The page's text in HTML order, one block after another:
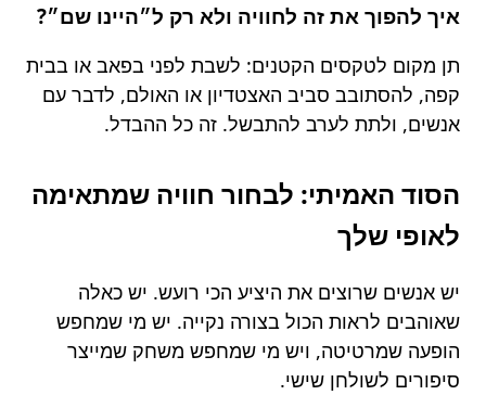
איך להפוך את זה לחוויה ולא רק ל״היינו שם״?
תן מקום לטקסים הקטנים: לשבת לפני בפאב או בבית
קפה, להסתובב סביב האצטדיון או האולם, לדבר עם
אנשים, ולתת לערב להתבשל. זה כל ההבדל.
הסוד האמיתי: לבחור חוויה שמתאימה
לאופי שלך
יש אנשים שרוצים את היציע הכי רועש. יש כאלה
שאוהבים לראות הכול בצורה נקייה. יש מי שמחפש
הופעה שמרטיטה, ויש מי שמחפש משחק שמייצר
סיפורים לשולחן שישי.